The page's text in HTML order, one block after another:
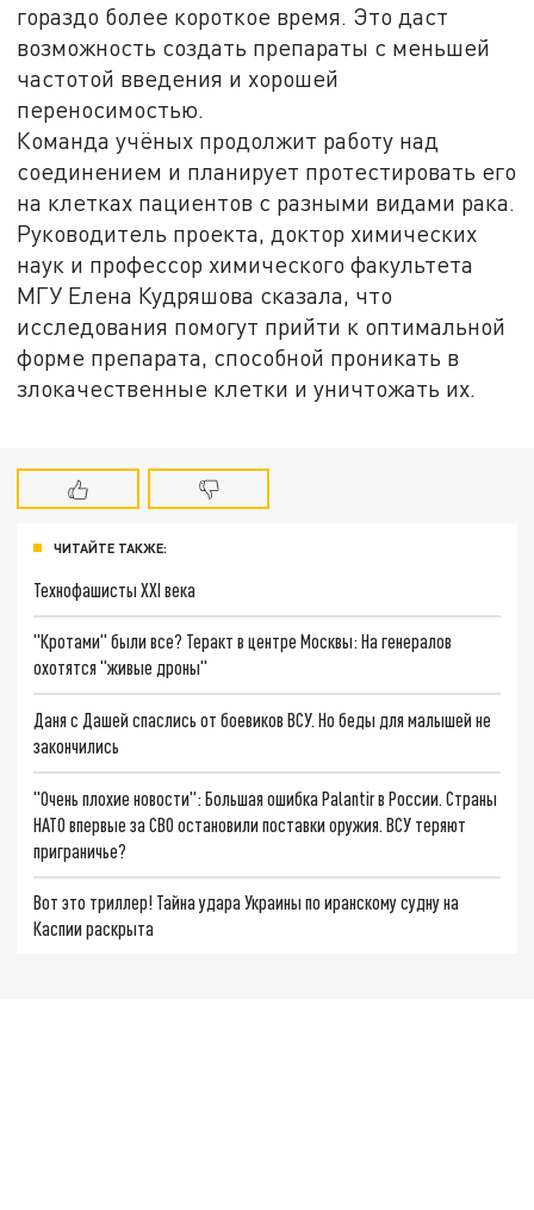
гораздо более короткое время. Это даст
возможность создать препараты с меньшей
частотой введения и хорошей
переносимостью.
Команда учёных продолжит работу над
соединением и планирует протестировать его
на клетках пациентов с разными видами рака.
Руководитель проекта, доктор химических
наук и профессор химического факультета
МГУ Елена Кудряшова сказала, что
исследования помогут прийти к оптимальной
форме препарата, способной проникать в
злокачественные клетки и уничтожать их.
ЧИТАЙТЕ ТАКЖЕ:
Технофашисты XXI века
"Кротами" были все? Теракт в центре Москвы: На генералов
охотятся "живые дроны"
Даня с Дашей спаслись от боевиков ВСУ. Но беды для малышей не
закончились
"Очень плохие новости": Большая ошибка Palantir в России. Страны
НАТО впервые за СВО остановили поставки оружия. ВСУ теряют
приграничье?
Вот это триллер! Тайна удара Украины по иранскому судну на
Каспии раскрыта